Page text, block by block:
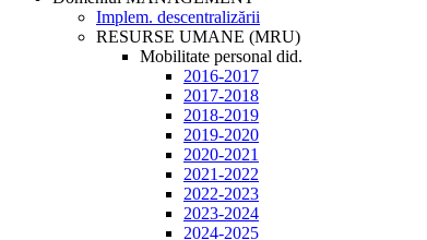
Implem. descentralizării
RESURSE UMANE (MRU)
Mobilitate personal did.
2016-2017
2017-2018
2018-2019
2019-2020
2020-2021
2021-2022
2022-2023
2023-2024
2024-2025